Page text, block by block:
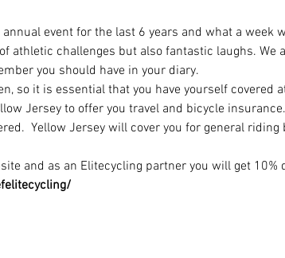
event for the last 6 years and what a week
athletic challenges but also fantastic laughs. We
you should have in your diary.
so it is essential that you have yourself covered
Jersey to offer you travel and bicycle
Yellow Jersey will cover you for general
and as an Elitecycling partner you will get